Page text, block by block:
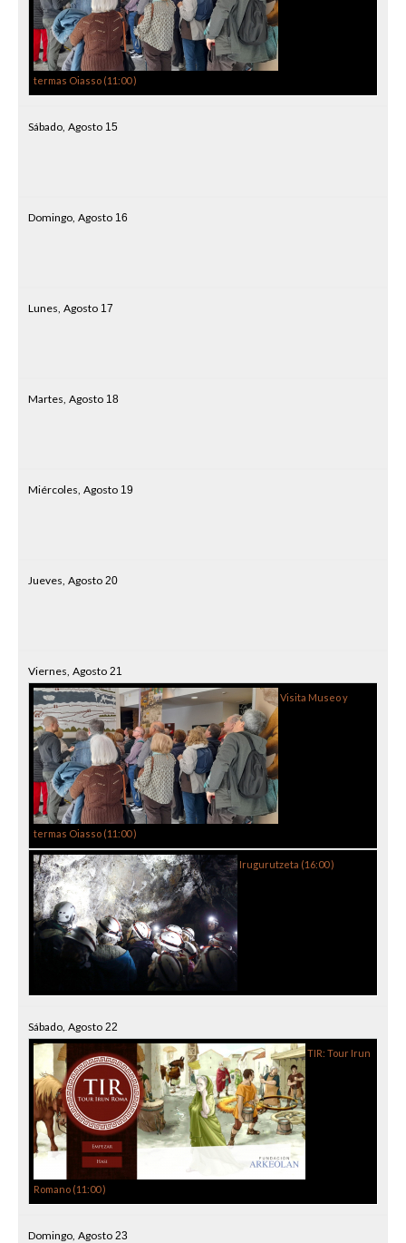
termas Oiasso (11:00)
Sábado, Agosto 15
Domingo, Agosto 16
Lunes, Agosto 17
Martes, Agosto 18
Miércoles, Agosto 19
Jueves, Agosto 20
Viernes, Agosto 21
Visita Museo y
termas Oiasso (11:00)
Irugurutzeta (16:00)
Sábado, Agosto 22
TIR: Tour Irun
Romano (11:00)
Domingo, Agosto 23